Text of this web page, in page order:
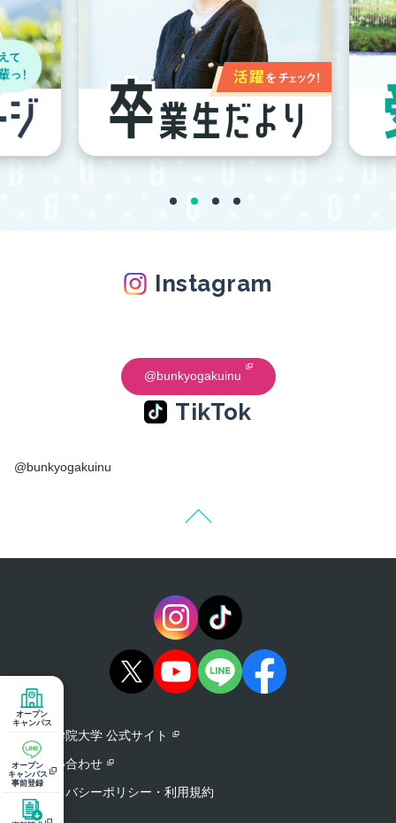
Instagram
@bunkyogakuinu
TikTok
@bunkyogakuinu
文京学院大学 公式サイト
お問い合わせ
プライバシーポリシー・利用規約
オープン
キャンパス
オープン
キャンパス
事前登録